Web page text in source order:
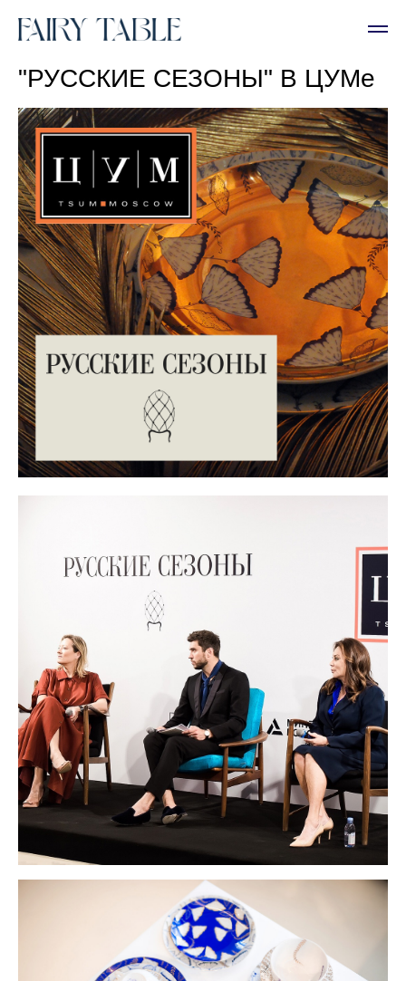
"РУССКИЕ СЕЗОНЫ" В ЦУМе